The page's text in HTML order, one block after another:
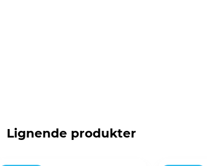
Lignende produkter